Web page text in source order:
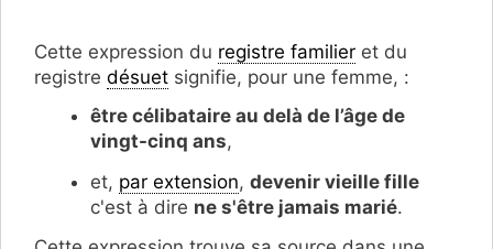
Cette expression du registre familier et du
registre désuet signifie, pour une femme, :
être célibataire au delà de l’âge de
vingt-cinq ans,
et, par extension, devenir vieille fille
c'est à dire ne s'être jamais marié.